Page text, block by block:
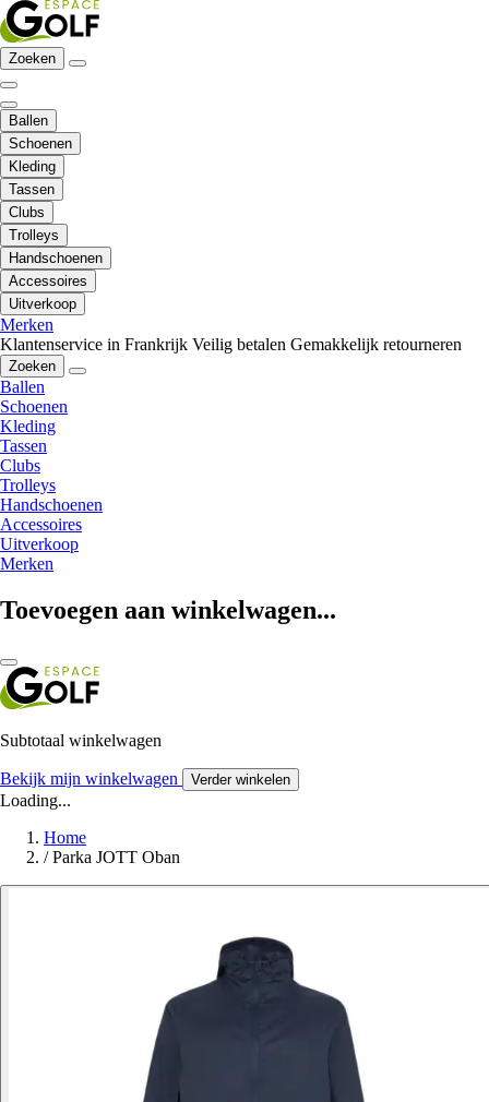
Zoeken
Ballen
Schoenen
Kleding
Tassen
Clubs
Trolleys
Handschoenen
Accessoires
Uitverkoop
Merken
Klantenservice in Frankrijk Veilig betalen Gemakkelijk retourneren
Zoeken
Ballen
Schoenen
Kleding
Tassen
Clubs
Trolleys
Handschoenen
Accessoires
Uitverkoop
Merken
Toevoegen aan winkelwagen...
Subtotaal winkelwagen
Bekijk mijn winkelwagen Verder winkelen
Loading...
Home
/ Parka JOTT Oban